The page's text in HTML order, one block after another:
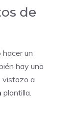
de
hacer un
hay una
vistazo a
plantilla.